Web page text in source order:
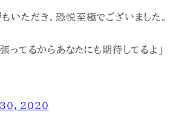
いただき、恐悦至極でございました。
ってるからあなたにも期待してるよ」
2020